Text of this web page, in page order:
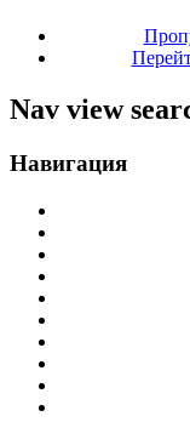
Nav view
Навигация